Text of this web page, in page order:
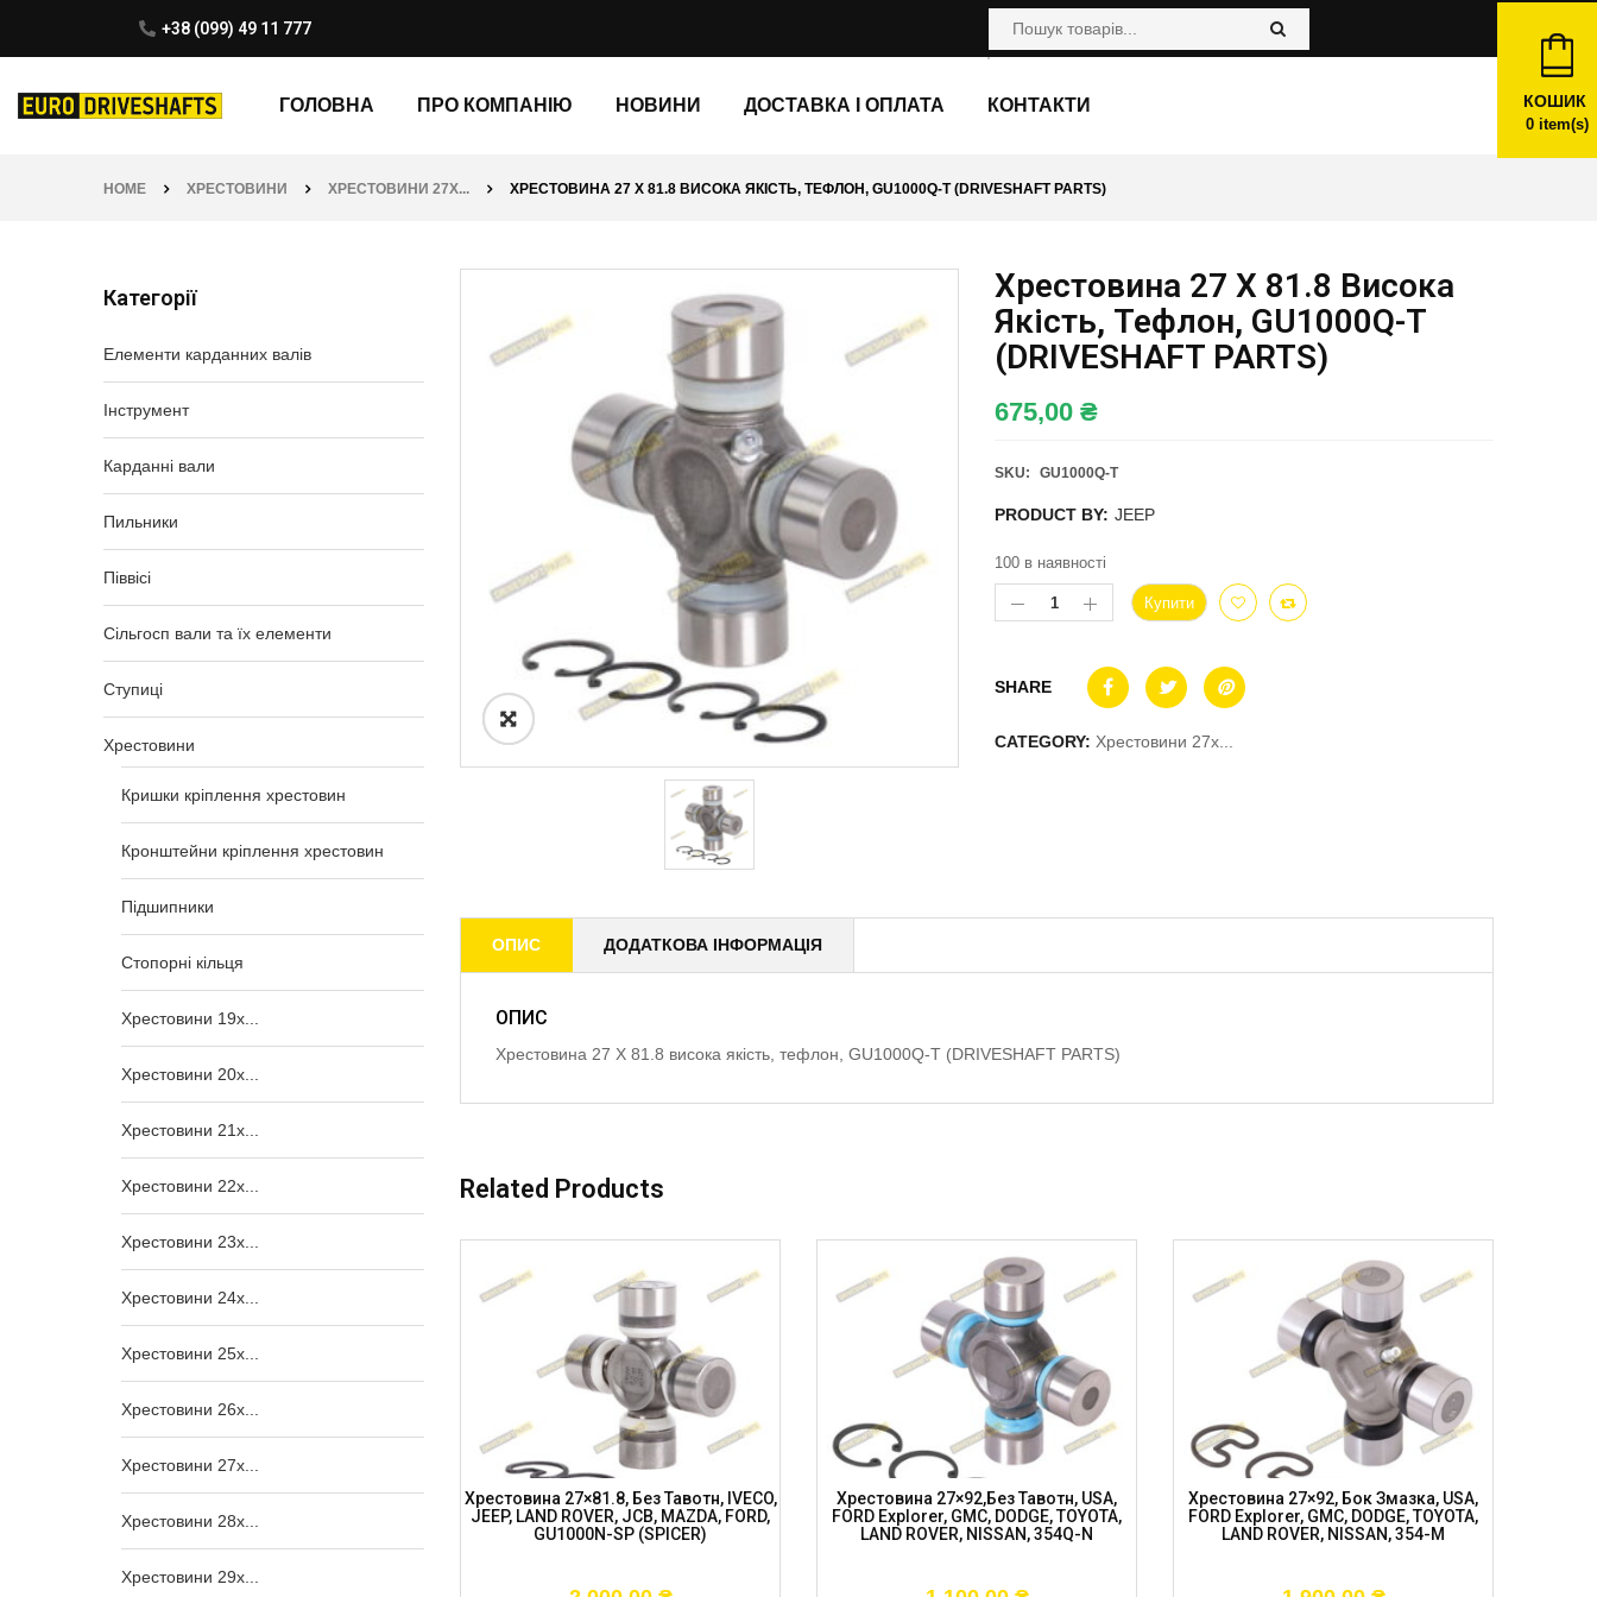
+38 (099) 49 11 777
ГОЛОВНА ПРО КОМПАНІЮ НОВИНИ ДОСТАВКА І ОПЛАТА КОНТАКТИ КОШИК
0item(s)
HOME ХРЕСТОВИНИ ХРЕСТОВИНИ 27X... ХРЕСТОВИНА 27 X 81.8 ВИСОКА ЯКІСТЬ, ТЕФЛОН, GU1000Q-T (DRIVESHAFT PARTS)
Категорії
Елементи карданних валів
Інструмент
Карданні вали
Пильники
Піввісі
Сільгосп вали та їх елементи
Ступиці
Хрестовини
Кришки кріплення хрестовин
Кронштейни кріплення хрестовин
Підшипники
Стопорні кільця
Хрестовини 19x...
Хрестовини 20x...
Хрестовини 21x...
Хрестовини 22x...
Хрестовини 23x...
Хрестовини 24x...
Хрестовини 25x...
Хрестовини 26x...
Хрестовини 27x...
Хрестовини 28x...
Хрестовини 29x...
Хрестовина 27 X 81.8 Висока
Якість, Тефлон, GU1000Q-T
(DRIVESHAFT PARTS)
675,00 ₴
SKU: GU1000Q-T
PRODUCT BY: JEEP
100 в наявності
Купити
SHARE
CATEGORY: Хрестовини 27x...
ОПИС ДОДАТКОВА ІНФОРМАЦІЯ
ОПИС
Хрестовина 27 X 81.8 висока якість, тефлон, GU1000Q-T (DRIVESHAFT PARTS)
Related Products
Хрестовина 27×41.8 I/C (63.7мм),
Центр. Змазка, MITSUBISHI Pajero,
Хрестовина 27×81.8, Без Тавотн, IVECO,
JEEP, LAND ROVER, JCB, MAZDA, FORD,
GU1000N-SP (SPICER)
Хрестовина 27×92,без Тавотн, USA,
FORD Explorer, GMC, DODGE, TOYOTA,
LAND ROVER, NISSAN, 354Q-N
Хрестовина 27×92, Бок Змазка, USA,
FORD Explorer, GMC, DODGE, TOYOTA,
LAND ROVER, NISSAN, 354-M